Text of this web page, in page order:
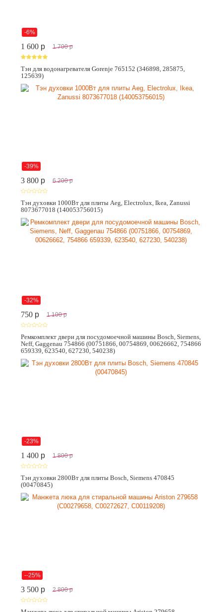
-6%
1 600 p 1 700 p
Тэн для водонагревателя Gorenje 765152 (346898, 285875,
125639)
-39%
3 800 p 6 200 p
Тэн духовки 1000Вт для плиты Aeg, Electrolux, Ikea, Zanussi
8073677018 (140053756015)
-32%
750 p 1 100 p
Ремкомплект двери для посудомоечной машины Bosch, Siemens,
Neff, Gaggenau 754866 (00751866, 00754869, 00626662, 754866
659339, 623540, 627230, 540238)
-23%
1 400 p 1 800 p
Тэн духовки 2800Вт для плиты Bosch, Siemens 470845
(00470845)
--25%
3 500 p 2 800 p